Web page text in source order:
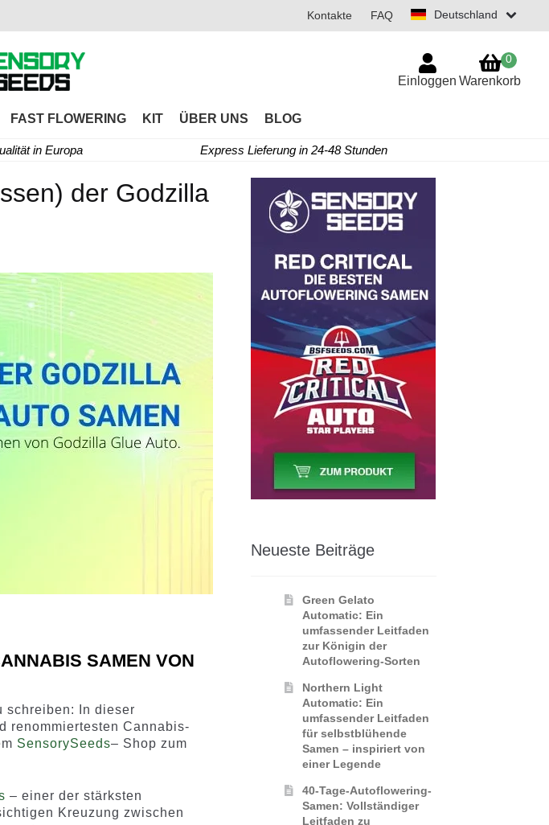
Deutschland
Kontakte FAQ
FAST FLOWERING KIT ÜBER UNS BLOG
Einloggen Warenkorb
0
in Europa Express Lieferung in 24-48 Stunden
der Godzilla
SAMEN VON
schreiben: In dieser
renommiertesten Cannabis-
SensorySeeds– Shop zum
– einer der stärksten
Kreuzung zwischen
Neueste Beiträge
Green Gelato
Automatic: Ein
umfassender Leitfaden
zur Königin der
Autoflowering‑Sorten
Northern Light
Automatic: Ein
umfassender Leitfaden
für selbstblühende
Samen – inspiriert von
einer Legende
40-Tage-Autoflowering-
Samen: Vollständiger
Leitfaden zu